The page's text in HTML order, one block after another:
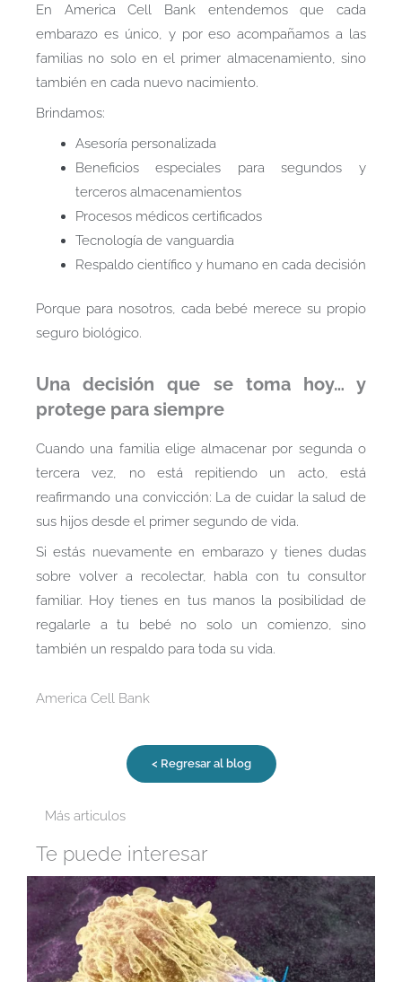
En America Cell Bank entendemos que cada
embarazo es único, y por eso acompañamos a las
familias no solo en el primer almacenamiento, sino
también en cada nuevo nacimiento.
Brindamos:
Asesoría personalizada
Beneficios especiales para segundos y
terceros almacenamientos
Procesos médicos certificados
Tecnología de vanguardia
Respaldo científico y humano en cada decisión
Porque para nosotros, cada bebé merece su propio
seguro biológico.
Una decisión que se toma hoy… y
protege para siempre
Cuando una familia elige almacenar por segunda o
tercera vez, no está repitiendo un acto, está
reafirmando una convicción: La de cuidar la salud de
sus hijos desde el primer segundo de vida.
Si estás nuevamente en embarazo y tienes dudas
sobre volver a recolectar, habla con tu consultor
familiar. Hoy tienes en tus manos la posibilidad de
regalarle a tu bebé no solo un comienzo, sino
también un respaldo para toda su vida.
America Cell Bank
< Regresar al blog
Más articulos
Te puede interesar